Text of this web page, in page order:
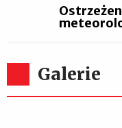
Galerie